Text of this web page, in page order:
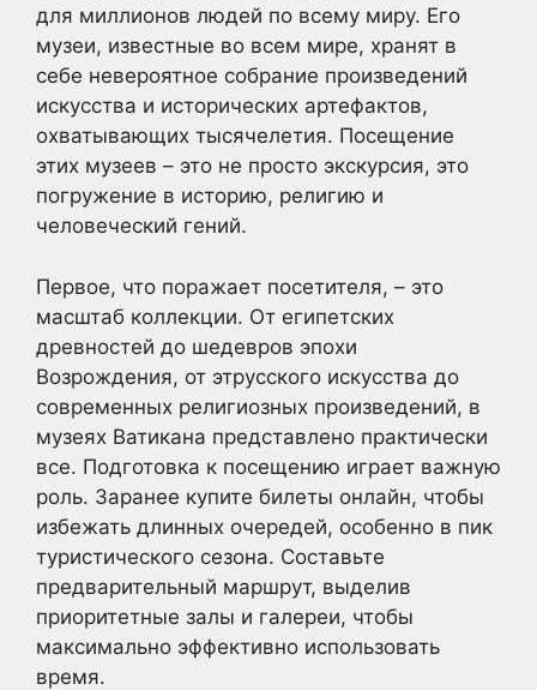
для миллионов людей по всему миру. Его
музеи, известные во всем мире, хранят в
себе невероятное собрание произведений
искусства и исторических артефактов,
охватывающих тысячелетия. Посещение
этих музеев – это не просто экскурсия, это
погружение в историю, религию и
человеческий гений.
Первое, что поражает посетителя, – это
масштаб коллекции. От египетских
древностей до шедевров эпохи
Возрождения, от этрусского искусства до
современных религиозных произведений, в
музеях Ватикана представлено практически
все. Подготовка к посещению играет важную
роль. Заранее купите билеты онлайн, чтобы
избежать длинных очередей, особенно в пик
туристического сезона. Составьте
предварительный маршрут, выделив
приоритетные залы и галереи, чтобы
максимально эффективно использовать
время.